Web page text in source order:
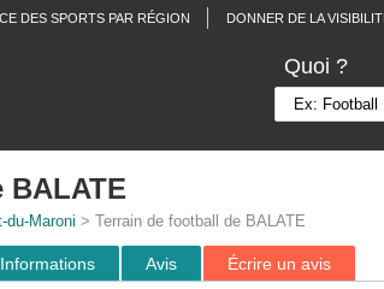
DES SPORTS PAR RÉGION DONNER DE LA
Quoi ?
du-Maroni > Terrain de football de BALATE
Informations Avis Écrire un avis